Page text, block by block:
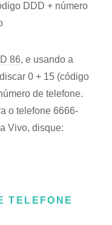
DDD + número
86, e usando a
0 + 15 (código
de telefone.
o telefone 6666-
Vivo, disque:
TELEFONE